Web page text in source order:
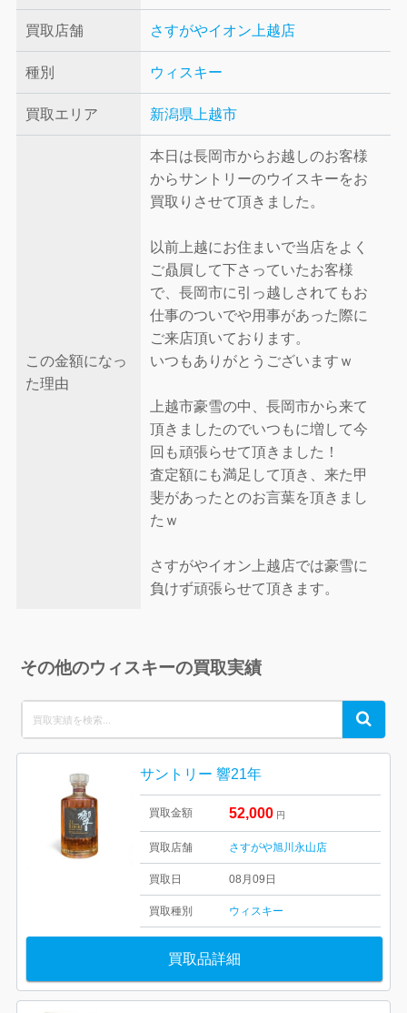
買取店舗 さすがやイオン上越店
種別 ウィスキー
買取エリア 新潟県上越市
この金額になっ
た理由
本日は長岡市からお越しのお客様
からサントリーのウイスキーをお
買取りさせて頂きました。
以前上越にお住まいで当店をよく
ご贔屓して下さっていたお客様
で、長岡市に引っ越しされてもお
仕事のついでや用事があった際に
ご来店頂いております。
いつもありがとうございますｗ
上越市豪雪の中、長岡市から来て
頂きましたのでいつもに増して今
回も頑張らせて頂きました！
査定額にも満足して頂き、来た甲
斐があったとのお言葉を頂きまし
たｗ
さすがやイオン上越店では豪雪に
負けず頑張らせて頂きます。
その他のウィスキーの買取実績
for:
Search
サントリー 響21年
買取金額 52,000 円
買取店舗 さすがや旭川永山店
買取日 08月09日
買取種別 ウィスキー
買取品詳細